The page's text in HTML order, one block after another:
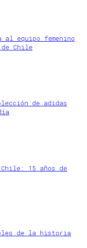
al equipo femenino
Chile
de adidas
15 años de
de la historia